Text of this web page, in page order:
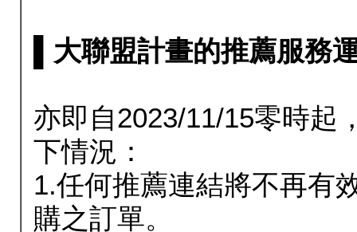
▌大聯盟計畫的推薦服務
亦即自2023/11/15零時起
下情況：
1.任何推薦連結將不再有
購之訂單。